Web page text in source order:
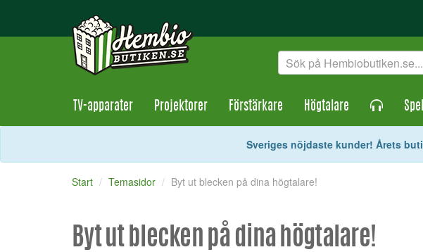
TV-apparater Projektorer Förstärkare Högtalare
Sveriges nöjdaste kunder! Årets
Start Temasidor Byt ut blecken på dina högtalare!
Byt ut blecken på dina högtalare!